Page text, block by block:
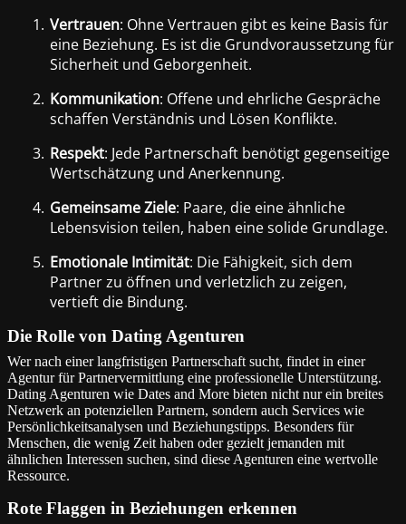
1. Vertrauen: Ohne Vertrauen gibt es keine Basis für
eine Beziehung. Es ist die Grundvoraussetzung für
Sicherheit und Geborgenheit.
2. Kommunikation: Offene und ehrliche Gespräche
schaffen Verständnis und Lösen Konflikte.
3. Respekt: Jede Partnerschaft benötigt gegenseitige
Wertschätzung und Anerkennung.
4. Gemeinsame Ziele: Paare, die eine ähnliche
Lebensvision teilen, haben eine solide Grundlage.
5. Emotionale Intimität: Die Fähigkeit, sich dem
Partner zu öffnen und verletzlich zu zeigen,
vertieft die Bindung.
Die Rolle von Dating Agenturen
Wer nach einer langfristigen Partnerschaft sucht, findet in einer
Agentur für Partnervermittlung eine professionelle Unterstützung.
Dating Agenturen wie Dates and More bieten nicht nur ein breites
Netzwerk an potenziellen Partnern, sondern auch Services wie
Persönlichkeitsanalysen und Beziehungstipps. Besonders für
Menschen, die wenig Zeit haben oder gezielt jemanden mit
ähnlichen Interessen suchen, sind diese Agenturen eine wertvolle
Ressource.
Rote Flaggen in Beziehungen erkennen